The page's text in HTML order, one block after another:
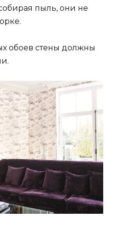
пыль, они не
обоев стены должны